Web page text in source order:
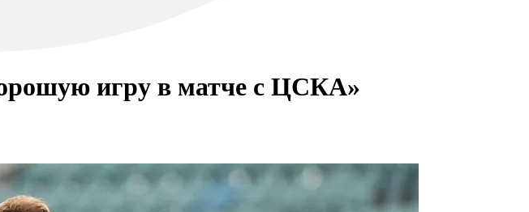
игру в матче с ЦСКА»